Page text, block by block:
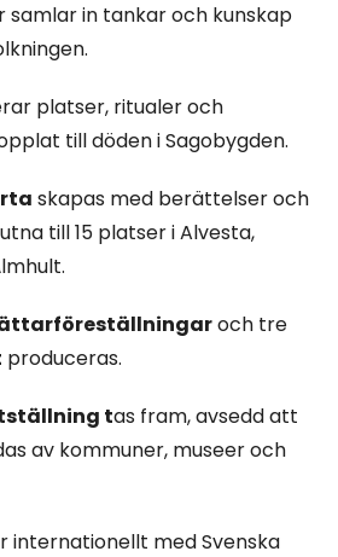
samlar in tankar och kunskap
platser, ritualer och
till döden i Sagobygden.
skapas med berättelser och
till 15 platser i Alvesta,
och tre
produceras.
tas fram, avsedd att
av kommuner, museer och
internationellt med Svenska